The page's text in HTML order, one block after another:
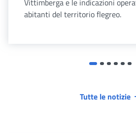
Vittimberga e le indicazioni
abitanti del territorio flegreo.
Tutte le notizie